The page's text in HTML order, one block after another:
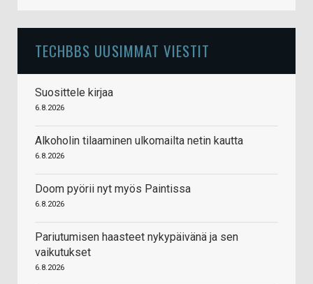
TECHBBS UUSIMMAT VIESTIT
Suosittele kirjaa
6.8.2026
Alkoholin tilaaminen ulkomailta netin kautta
6.8.2026
Doom pyörii nyt myös Paintissa
6.8.2026
Pariutumisen haasteet nykypäivänä ja sen
vaikutukset
6.8.2026